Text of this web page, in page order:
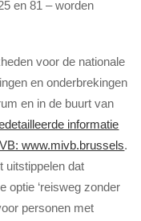
en 81 – worden
voor de nationale
en onderbrekingen
en in de buurt van
informatie
www.mivb.brussels.
uitstippelen dat
optie ‘reisweg zonder
personen met